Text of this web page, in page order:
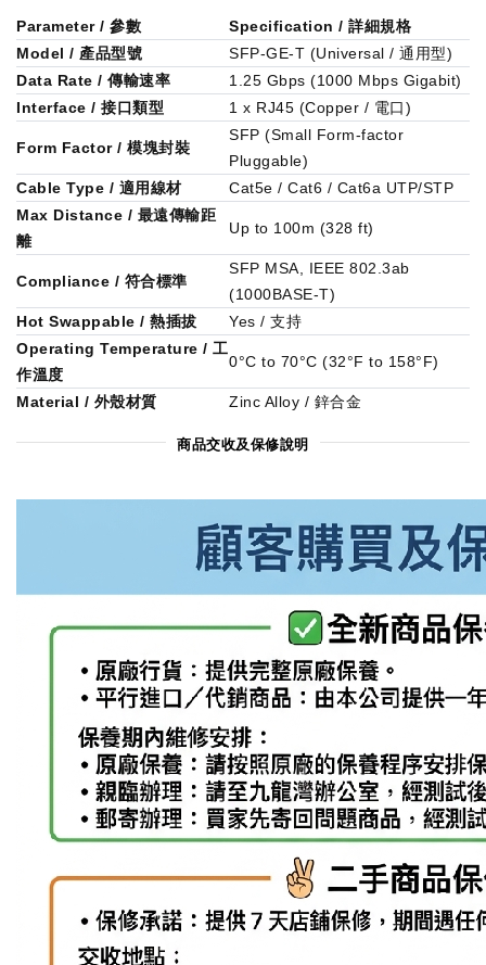
Parameter / 參數
Specification / 詳細規格
Model / 產品型號
SFP-GE-T (Universal / 通用型)
Data Rate / 傳輸速率
1.25 Gbps (1000 Mbps Gigabit)
Interface / 接口類型
1 x RJ45 (Copper / 電口)
Form Factor / 模塊封裝
SFP (Small Form-factor
Pluggable)
Cable Type / 適用線材
Cat5e / Cat6 / Cat6a UTP/STP
Max Distance / 最遠傳輸距
離
Up to 100m (328 ft)
Compliance / 符合標準
SFP MSA, IEEE 802.3ab
(1000BASE-T)
Hot Swappable / 熱插拔
Yes / 支持
Operating Temperature / 工
作溫度
0°C to 70°C (32°F to 158°F)
Material / 外殼材質 Zinc Alloy / 鋅合金
商品交收及保修說明